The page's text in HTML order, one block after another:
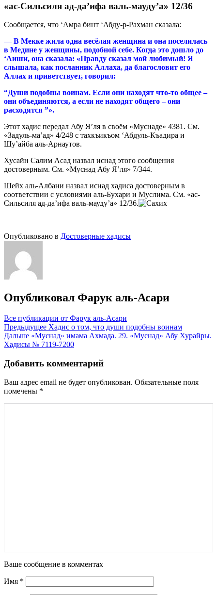
«ас-Сильсиля ад-да’ифа валь-мауду’а» 12/36
Сообщается, что ‘Амра бинт ‘Абду-р-Рахман сказала:
— В Мекке жила одна весёлая женщина и она поселилась
в Медине у женщины, подобной себе. Когда это дошло до
‘Аиши, она сказала: «Правду сказал мой любимый! Я
слышала, как посланник Аллаха, да благословит его
Аллах и приветствует, говорил:
“Души подобны воинам. Если они находят что-то общее –
они объединяются, а если не находят общего – они
расходятся ”».
Этот хадис передал Абу Я’ля в своём «Муснаде» 4381. См.
«Задуль-ма’ад» 4/248 с тахкъикъом ‘Абдуль-Къадира и
Шу’айба аль-Арнаутов.
Хусайн Салим Асад назвал иснад этого сообщения
достоверным. См. «Муснад Абу Я’ля» 7/344.
Шейх аль-Албани назвал иснад хадиса достоверным в
соответствии с условиями аль-Бухари и Муслима. См. «ас-
Сильсиля ад-да’ифа валь-мауду’а» 12/36.
Опубликовано в Достоверные хадисы
Опубликовал Фарук аль-Асари
Все публикации от Фарук аль-Асари
Навигация
по
Предыдущее Хадис о том, что души подобны воинам
Дальше «Муснад» имама Ахмада. 29. «Муснад» Абу Хурайры.
Хадисы № 7119-7200
Добавить комментарий
Ваш адрес email не будет опубликован. Обязательные поля
помечены *
Ваше сообщение в комментах
Имя *